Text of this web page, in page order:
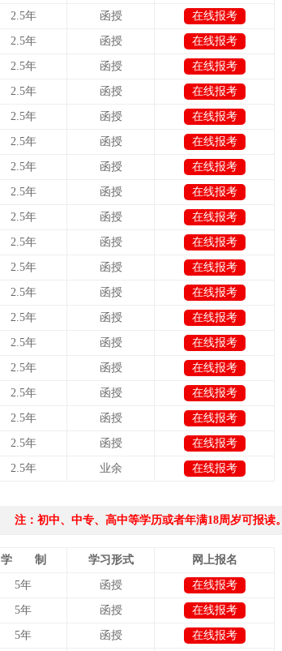
2.5年 函授 在线报考
2.5年 函授 在线报考
2.5年 函授 在线报考
2.5年 函授 在线报考
2.5年 函授 在线报考
2.5年 函授 在线报考
2.5年 函授 在线报考
2.5年 函授 在线报考
2.5年 函授 在线报考
2.5年 函授 在线报考
2.5年 函授 在线报考
2.5年 函授 在线报考
2.5年 函授 在线报考
2.5年 函授 在线报考
2.5年 函授 在线报考
2.5年 函授 在线报考
2.5年 函授 在线报考
2.5年 函授 在线报考
2.5年 业余 在线报考
注：初中、中专、高中等学历或者年满18周岁可报读。
学 制 学习形式 网上报名
5年 函授 在线报考
5年 函授 在线报考
5年 函授 在线报考